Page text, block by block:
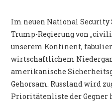
Im neuen National Security
Trump-Regierung von
unserem Kontinent,
wirtschaftlichem
amerikanische
Gehorsam. Russland wird
Prioritätenliste der Gegner